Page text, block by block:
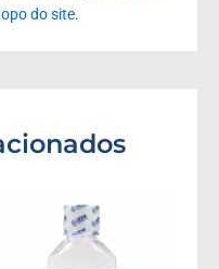
do site.